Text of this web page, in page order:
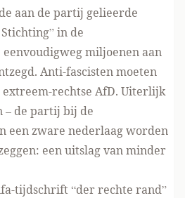
aan de partij gelieerde
in de
miljoenen aan
Anti-fascisten moeten
rechtse AfD. Uiterlijk
– de partij bij de
een zware nederlaag worden
een uitslag van minder
tijdschrift “der rechte rand”